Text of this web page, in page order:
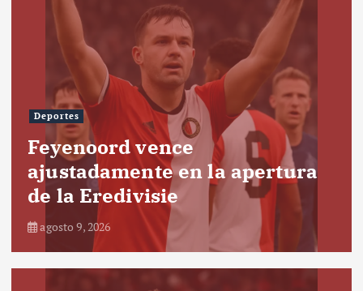
Deportes
Feyenoord vence
ajustadamente en la apertura
de la Eredivisie
agosto 9, 2026